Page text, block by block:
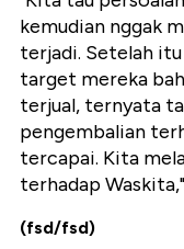
kemudian nggak
terjadi. Setelah
target mereka
terjual, ternyata
pengembalian
tercapai. Kita
terhadap
(fsd/fsd)